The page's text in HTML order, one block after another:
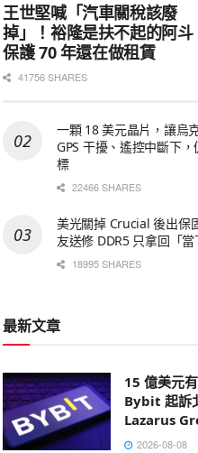
王世堅喊「汽車關稅該廢
掉」！裕隆是扶不起的阿斗
保護 70 年還在做租賃
41756 SHARES
一顆 18 美元晶片，讓烏
GPS 干擾、遙控中斷下
標
22466 SHARES
美光關掉 Crucial 後出保
友送修 DDR5 只拿回「
18995 SHARES
最新文章
15 億美元
Bybit 起訴
Lazarus
結部分贓款
2026-08-08